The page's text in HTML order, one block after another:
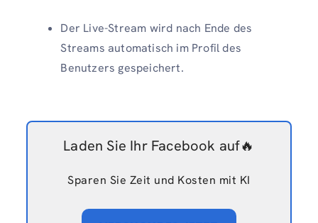
Der Live-Stream wird nach Ende des
Streams automatisch im Profil des
Benutzers gespeichert.
Laden Sie Ihr Facebook auf🔥
Sparen Sie Zeit und Kosten mit KI